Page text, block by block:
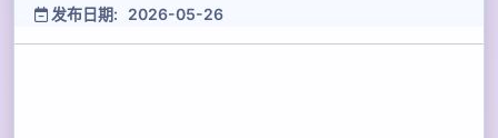
发布日期: 2026-05-26